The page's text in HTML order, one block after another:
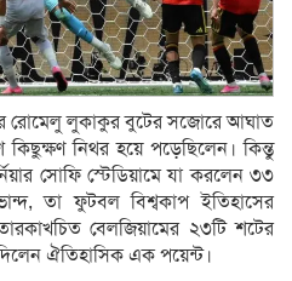
রোমেলু লুকাকুর বুটের সজোরে আঘাত
নিথর হয়ে পড়েছিলেন। কিন্তু
সোফি স্টেডিয়ামে যা করলেন ৩৩
তা ফুটবল বিশ্বকাপ ইতিহাসের
বেলজিয়ামের ২৩টি শটের
ঐতিহাসিক এক পয়েন্ট।